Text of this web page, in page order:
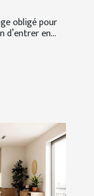
obligé pour
d’entrer en...